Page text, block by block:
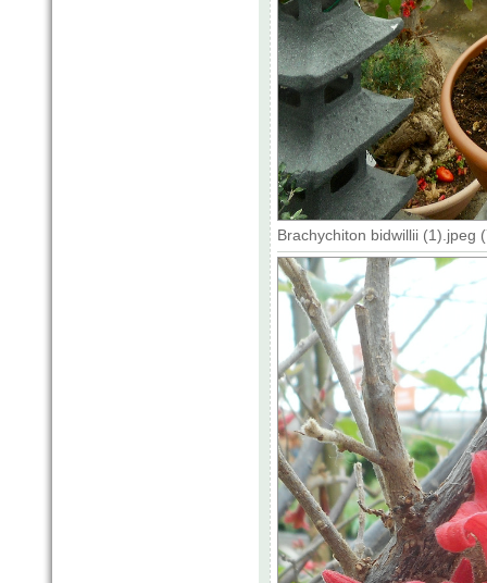
Brachychiton bidwillii (1).jpeg